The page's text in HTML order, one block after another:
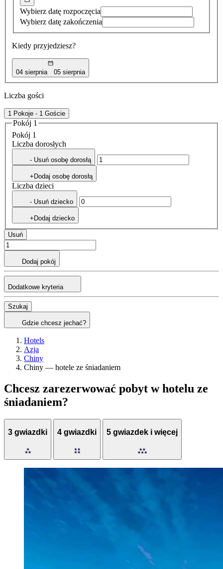
Wybierz datę rozpoczęcia
Wybierz datę zakończenia
Kiedy przyjedziesz?
04 sierpnia 05 sierpnia
Liczba gości
1 Pokoje - 1 Goście
Pokój 1
Pokój 1
Liczba dorosłych
- Usuń osobę dorosłą
+Dodaj osobę dorosłą
Liczba dzieci
- Usuń dziecko
+Dodaj dziecko
Usuń
Dodaj pokój
Dodatkowe kryteria
Szukaj
Gdzie chcesz jechać?
Hotels
Azja
Chiny
Chiny — hotele ze śniadaniem
Chcesz zarezerwować pobyt w hotelu ze
śniadaniem?
3 gwiazdki 4 gwiazdki 5 gwiazdek i więcej